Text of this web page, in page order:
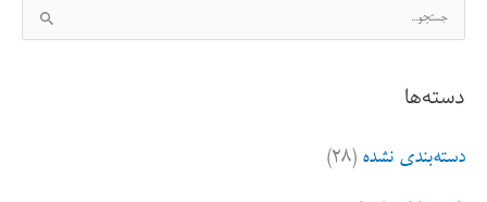
س
ج
ب
دسته‌ها
دسته‌بندی نشده (۲۸)